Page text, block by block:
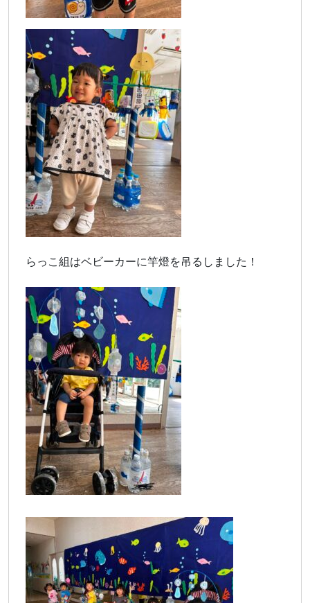
らっこ組はベビーカーに竿燈を吊るしました！